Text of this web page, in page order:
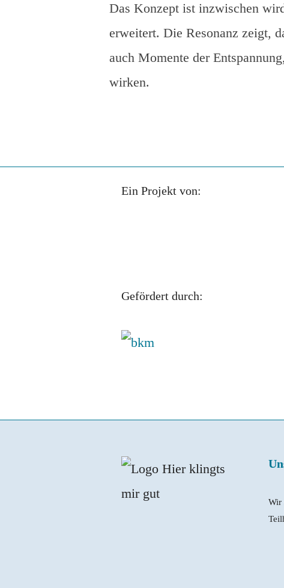
Das Konzept ist inzwischen
erweitert. Die Resonanz zeigt,
auch Momente der
wirken.
Ein Projekt von:
Gefördert durch:
Wir